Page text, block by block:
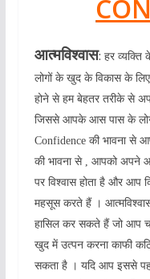
आत्मविश्वास: हर व्यक्ति
लोगों के खुद के विकास के लिए
होने से हम बेहतर तरीके से
जिससे आपके आस पास के
Confidence की भावना से
की भावना से , आपको अपने
पर विश्वास होता है और आप
महसूस करते हैं ।
हासिल कर सकते हैं जो आप
खुद में उत्पन करना काफी
सकता है । यदि आप इससे